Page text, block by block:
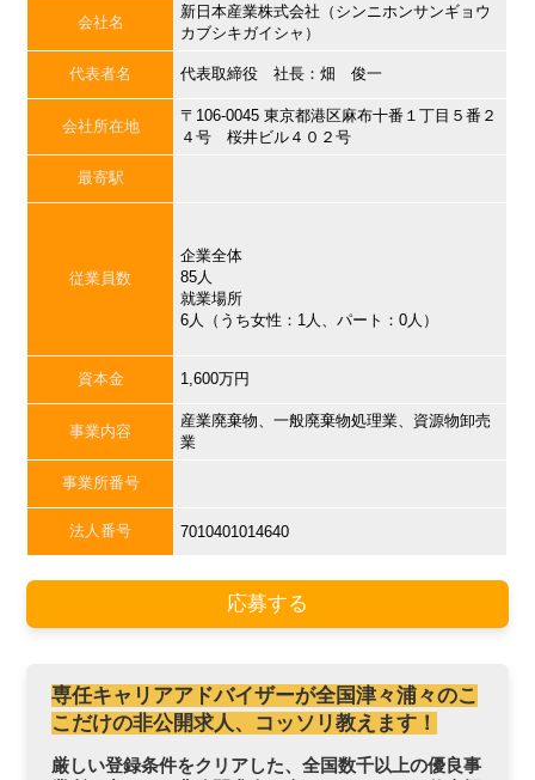
会社名
新日本産業株式会社（シンニホンサンギョウ
カブシキガイシャ）
代表者名 代表取締役 社長：畑 俊一
会社所在地
〒106-0045 東京都港区麻布十番１丁目５番２
４号 桜井ビル４０２号
最寄駅
従業員数
企業全体
85人
就業場所
6人（うち女性：1人、パート：0人）
資本金 1,600万円
事業内容
産業廃棄物、一般廃棄物処理業、資源物卸売
業
事業所番号
法人番号 7010401014640
応募する
専任キャリアアドバイザーが全国津々浦々のこ
こだけの非公開求人、コッソリ教えます！
厳しい登録条件をクリアした、全国数千以上の優良事